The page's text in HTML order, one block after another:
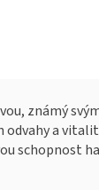
známý
a
schopnost